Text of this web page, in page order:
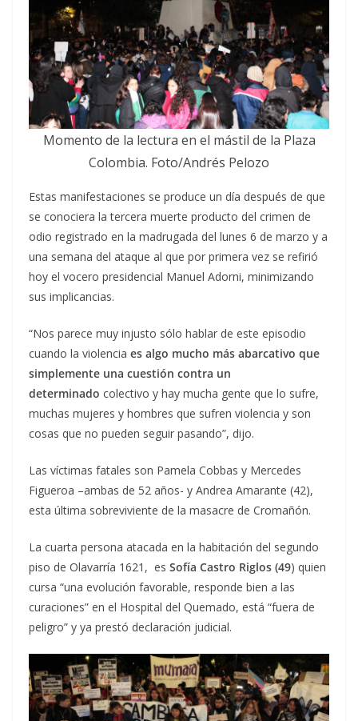
Momento de la lectura en el mástil de la Plaza
Colombia. Foto/Andrés Pelozo
Estas manifestaciones se produce un día después de que
se conociera la tercera muerte producto del crimen de
odio registrado en la madrugada del lunes 6 de marzo y a
una semana del ataque al que por primera vez se refirió
hoy el vocero presidencial Manuel Adorni, minimizando
sus implicancias.
“Nos parece muy injusto sólo hablar de este episodio
cuando la violencia es algo mucho más abarcativo que
simplemente una cuestión contra un
determinado colectivo y hay mucha gente que lo sufre,
muchas mujeres y hombres que sufren violencia y son
cosas que no pueden seguir pasando”, dijo.
Las víctimas fatales son Pamela Cobbas y Mercedes
Figueroa –ambas de 52 años- y Andrea Amarante (42),
esta última sobreviviente de la masacre de Cromañón.
La cuarta persona atacada en la habitación del segundo
piso de Olavarría 1621, es Sofía Castro Riglos (49) quien
cursa “una evolución favorable, responde bien a las
curaciones” en el Hospital del Quemado, está “fuera de
peligro” y ya prestó declaración judicial.